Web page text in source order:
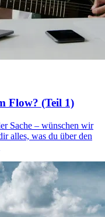
Flow? (Teil 1)
Sache – wünschen wir
alles, was du über den